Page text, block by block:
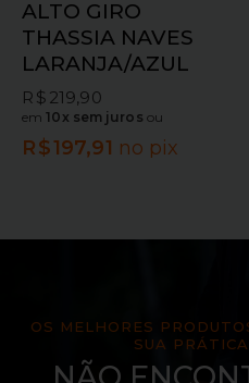
ALTO GIRO
THASSIA NAVES
LARANJA/AZUL
R$ 219,90
em10x sem juros ou
R$197,91 no pix
OS MELHORES
SUA